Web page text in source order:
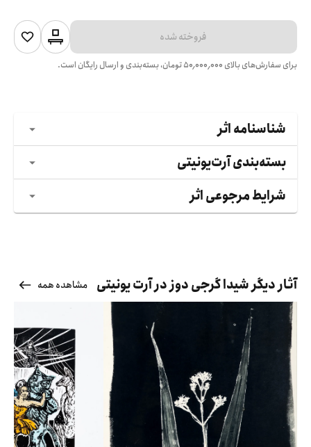
فروخته شده
برای سفارش‌های بالای ۵۰٬۰۰۰٬۰۰۰تومان، بسته‌بندی و ارسال رایگان است.
شناسنامه اثر
بسته‌بندی آرت‌یونیتی
شرایط مرجوعی اثر
آثار دیگر شیدا گرجی دوز در آرت یونیتی مشاهده همه